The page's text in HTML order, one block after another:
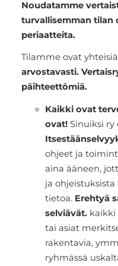
Noudatamme
turvallisemman tilan
periaatteita.
Tilamme ovat
arvostavasti.
päihteettömiä.
Kaikki ovat
ovat!Sinuiksi ry
ohjeet ja
aina ääneen,
ja
tietoa. Erehtyä
selviävät. kaikki
tai asiat
rakentavia,
ryhmässä